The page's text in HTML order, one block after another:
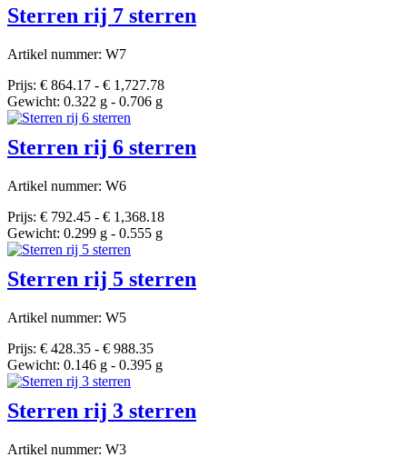
Sterren rij 7 sterren
Artikel nummer: W7
Prijs: € 864.17 - € 1,727.78
Gewicht: 0.322 g - 0.706 g
Sterren rij 6 sterren
Artikel nummer: W6
Prijs: € 792.45 - € 1,368.18
Gewicht: 0.299 g - 0.555 g
Sterren rij 5 sterren
Artikel nummer: W5
Prijs: € 428.35 - € 988.35
Gewicht: 0.146 g - 0.395 g
Sterren rij 3 sterren
Artikel nummer: W3